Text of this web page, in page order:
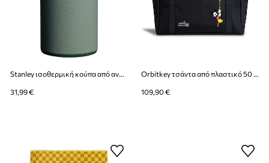
Stanley ισοθερμική κούπα από ανοξείδωτο χάλυβα Aerolight Transit FlipTop 0.35L
31,99 €
Orbitkey τσάντα από πλαστικό 50 x 31 cm
109,90 €